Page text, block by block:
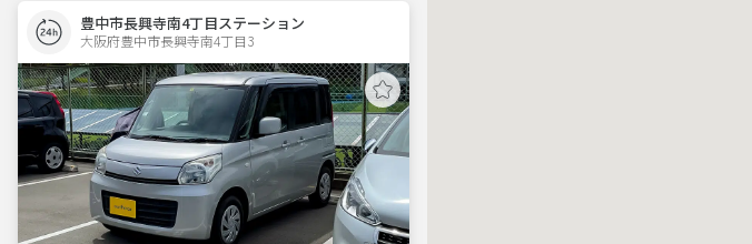
豊中市長興寺南4丁目ステーション
大阪府豊中市長興寺南4丁目3